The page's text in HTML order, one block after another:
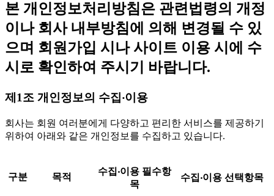
본 개인정보처리방침은 관련법령의 개정
이나 회사 내부방침에 의해 변경될 수 있
으며 회원가입 시나 사이트 이용 시에 수
시로 확인하여 주시기 바랍니다.
제1조 개인정보의 수집‧이용
회사는 회원 여러분에게 다양하고 편리한 서비스를 제공하기
위하여 아래와 같은 개인정보를 수집하고 있습니다.
구분 목적
수집‧이용 필수항
목
수집‧이용 선택항목